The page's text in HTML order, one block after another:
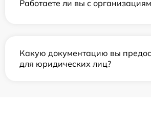
Работаете ли вы с
Какую документацию вы
для юридических лиц?